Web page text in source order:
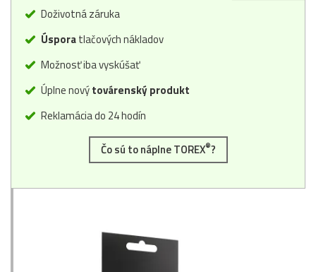
Doživotná záruka
Úsporatlačových nákladov
Možnosť iba vyskúšať
Úplne novýtovárenský produkt
Reklamácia do 24 hodín
Čo sú to náplne TOREX®?